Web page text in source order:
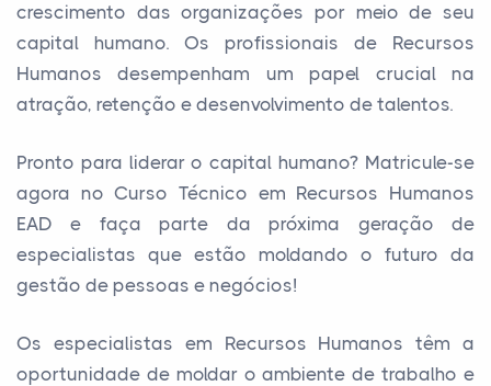
crescimento das organizações por meio de seu
capital humano. Os profissionais de Recursos
Humanos desempenham um papel crucial na
atração, retenção e desenvolvimento de talentos.
Pronto para liderar o capital humano? Matricule-se
agora no Curso Técnico em Recursos Humanos
EAD e faça parte da próxima geração de
especialistas que estão moldando o futuro da
gestão de pessoas e negócios!
Os especialistas em Recursos Humanos têm a
oportunidade de moldar o ambiente de trabalho e